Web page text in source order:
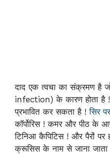
दाद एक त्वचा का संक्रमण है
infection) के कारण होता है
प्रभावित कर सकता है !सिर
कॉर्पोरिस ! कमर और पीठ के
टिनिआ कैपिटिस ! और पैरों पर
क्रूसिस के नाम से जाना जाता